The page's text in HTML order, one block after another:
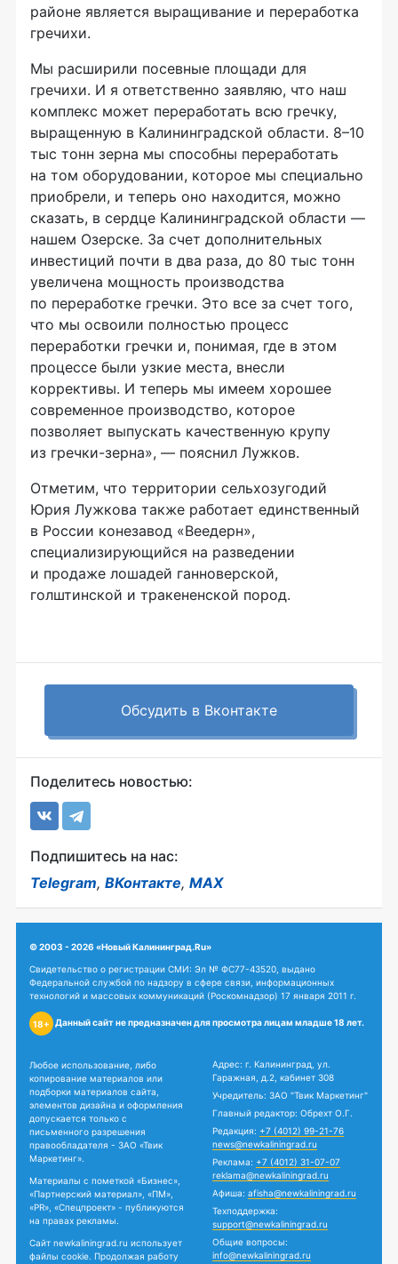
районе является выращивание и переработка
гречихи.
Мы расширили посевные площади для
гречихи. И я ответственно заявляю, что наш
комплекс может переработать всю гречку,
выращенную в Калининградской области. 8–10
тыс тонн зерна мы способны переработать
на том оборудовании, которое мы специально
приобрели, и теперь оно находится, можно
сказать, в сердце Калининградской области —
нашем Озерске. За счет дополнительных
инвестиций почти в два раза, до 80 тыс тонн
увеличена мощность производства
по переработке гречки. Это все за счет того,
что мы освоили полностью процесс
переработки гречки и, понимая, где в этом
процессе были узкие места, внесли
коррективы. И теперь мы имеем хорошее
современное производство, которое
позволяет выпускать качественную крупу
из гречки-зерна», — пояснил Лужков.
Отметим, что территории сельхозугодий
Юрия Лужкова также работает единственный
в России конезавод «Веедерн»,
специализирующийся на разведении
и продаже лошадей ганноверской,
голштинской и тракененской пород.
Обсудить в Вконтакте
Поделитесь новостью:
Подпишитесь на нас:
Telegram, ВКонтакте, MAX
© 2003 - 2026 «Новый Калининград.Ru»
Свидетельство о регистрации СМИ: Эл № ФС77-43520, выдано
Федеральной службой по надзору в сфере связи, информационных
технологий и массовых коммуникаций (Роскомнадзор) 17 января 2011 г.
18+ Данный сайт не предназначен для просмотра лицам младше 18 лет.
Любое использование, либо
копирование материалов или
подборки материалов сайта,
элементов дизайна и оформления
допускается только с
письменного разрешения
правообладателя - ЗАО «Твик
Маркетинг».
Материалы с пометкой «Бизнес»,
«Партнерский материал», «ПМ»,
«PR», «Спецпроект» - публикуются
на правах рекламы.
Сайт newkaliningrad.ru использует
файлы cookie. Продолжая работу
Адрес: г. Калининград, ул.
Гаражная, д.2, кабинет 308
Учредитель: ЗАО "Твик Маркетинг"
Главный редактор: Обрехт О.Г.
Редакция: +7 (4012) 99-21-76
news@newkaliningrad.ru
Реклама: +7 (4012) 31-07-07
reklama@newkaliningrad.ru
Афиша: afisha@newkaliningrad.ru
Техподдержка:
support@newkaliningrad.ru
Общие вопросы:
info@newkaliningrad.ru